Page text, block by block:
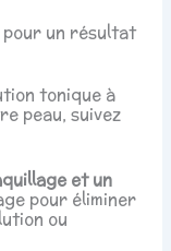
pour un résultat
tonique à
peau, suivez
et un
pour éliminer
ou